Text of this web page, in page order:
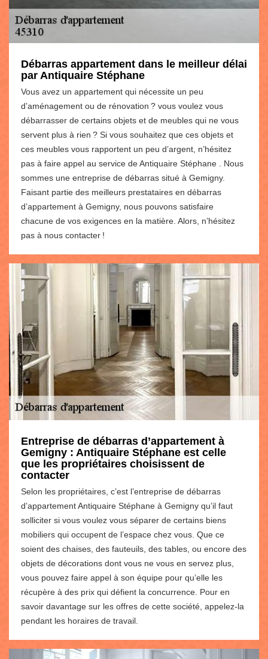
Débarras appartement dans le meilleur délai
par Antiquaire Stéphane
Vous avez un appartement qui nécessite un peu
d’aménagement ou de rénovation ? vous voulez vous
débarrasser de certains objets et de meubles qui ne vous
servent plus à rien ? Si vous souhaitez que ces objets et
ces meubles vous rapportent un peu d’argent, n’hésitez
pas à faire appel au service de Antiquaire Stéphane . Nous
sommes une entreprise de débarras situé à Gemigny.
Faisant partie des meilleurs prestataires en débarras
d’appartement à Gemigny, nous pouvons satisfaire
chacune de vos exigences en la matière. Alors, n’hésitez
pas à nous contacter !
Entreprise de débarras d’appartement à
Gemigny : Antiquaire Stéphane est celle
que les propriétaires choisissent de
contacter
Selon les propriétaires, c’est l’entreprise de débarras
d’appartement Antiquaire Stéphane à Gemigny qu’il faut
solliciter si vous voulez vous séparer de certains biens
mobiliers qui occupent de l’espace chez vous. Que ce
soient des chaises, des fauteuils, des tables, ou encore des
objets de décorations dont vous ne vous en servez plus,
vous pouvez faire appel à son équipe pour qu’elle les
récupère à des prix qui défient la concurrence. Pour en
savoir davantage sur les offres de cette société, appelez-la
pendant les horaires de travail.